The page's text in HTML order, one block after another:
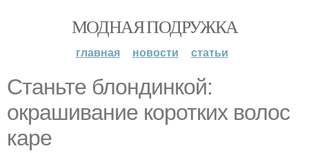
МОДНАЯ ПОДРУЖКА
главная новости статьи
Станьте блондинкой:
окрашивание коротких волос
каре